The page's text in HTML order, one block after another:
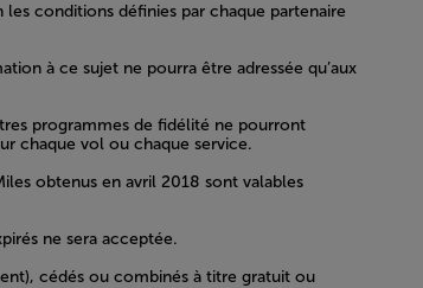
conditions définies par chaque partenaire
à ce sujet ne pourra être adressée qu’aux
programmes de fidélité ne pourront
chaque vol ou chaque service.
obtenus en avril 2018 sont valables
ne sera acceptée.
cédés ou combinés à titre gratuit ou